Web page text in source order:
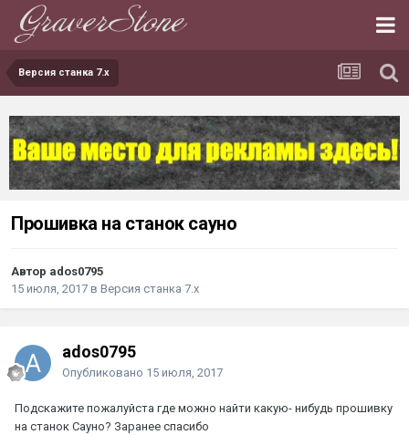
Версия станка 7.х
Прошивка на станок сауно
Автор ados0795
15 июля, 2017 в Версия станка 7.х
ados0795
Опубликовано 15 июля, 2017
Подскажите пожалуйста где можно найти какую- нибудь прошивку
на станок Сауно? Заранее спасибо